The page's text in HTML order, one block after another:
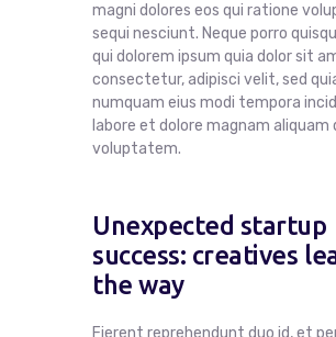
magni dolores eos qui ratione
sequi nesciunt. Neque porro
qui dolorem ipsum quia dolor sit
consectetur, adipisci velit, sed
numquam eius modi tempora
labore et dolore magnam aliquam
voluptatem.
Unexpected startup
success: creatives
the way
Fierent reprehendunt duo id, et